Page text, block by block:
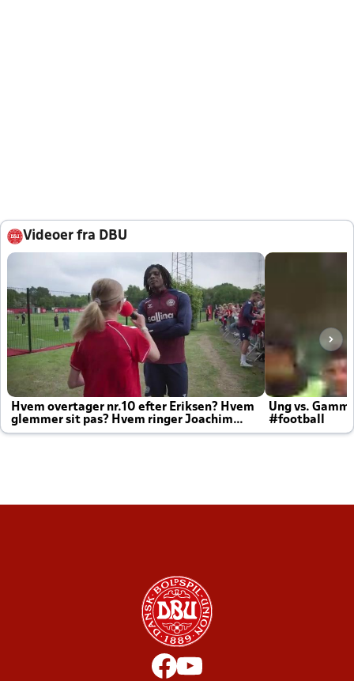
Videoer fra DBU
Hvem overtager nr.10 efter Eriksen? Hvem
glemmer sit pas? Hvem ringer Joachim
altid til efter kampe?
Ung vs.
#football